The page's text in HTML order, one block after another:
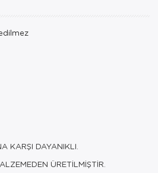
KARŞI DAYANIKLI.
ÜRETİLMİŞTİR.